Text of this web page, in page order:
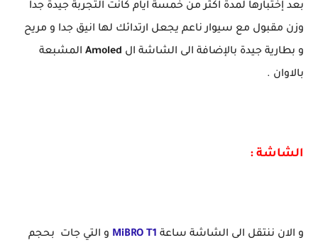
بعد إختبارها لمدة اكثر من خمسة ايام كانت التجربة جيدة جدا
وزن مقبول مع سيوار ناعم يجعل ارتدائك لها انيق جدا و مريح
و بطارية جيدة بالإضافة الى الشاشة ال Amoled المشبعة
بالاوان .
الشاشة :
و الان ننتقل الى الشاشة ساعة MiBRO T1 و التي جات بحجم